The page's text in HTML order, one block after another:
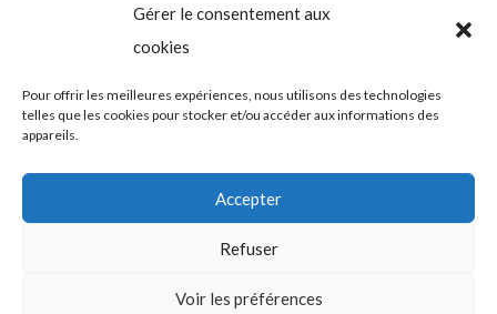
Gérer le consentement aux
cookies
Pour offrir les meilleures expériences, nous utilisons des technologies
telles que les cookies pour stocker et/ou accéder aux informations des
appareils.
Accepter
Refuser
Voir les préférences
INFORMATIONS
COMPLÉMENTAIRES
Politique de confidentialité